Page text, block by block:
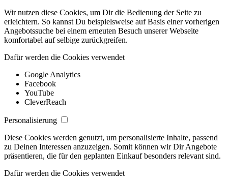
Wir nutzen diese Cookies, um Dir die Bedienung der Seite zu
erleichtern. So kannst Du beispielsweise auf Basis einer vorherigen
Angebotssuche bei einem erneuten Besuch unserer Webseite
komfortabel auf selbige zurückgreifen.
Dafür werden die Cookies verwendet
Google Analytics
Facebook
YouTube
CleverReach
Personalisierung
Diese Cookies werden genutzt, um personalisierte Inhalte, passend
zu Deinen Interessen anzuzeigen. Somit können wir Dir Angebote
präsentieren, die für den geplanten Einkauf besonders relevant sind.
Dafür werden die Cookies verwendet